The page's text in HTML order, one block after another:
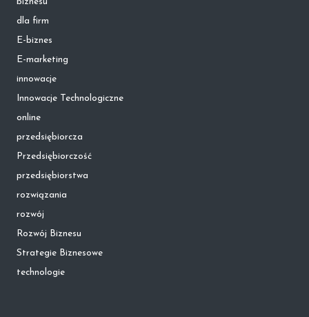
dla firm
E-biznes
E-marketing
innowacje
Innowacje Technologiczne
online
przedsiębiorcza
Przedsiębiorczość
przedsiębiorstwa
rozwiązania
rozwój
Rozwój Biznesu
Strategie Biznesowe
technologie